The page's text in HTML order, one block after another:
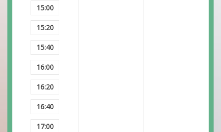
15:00
15:20
15:40
16:00
16:20
16:40
17:00